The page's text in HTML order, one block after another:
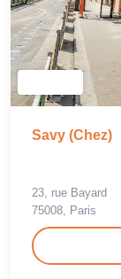
Savy (Chez)
23, rue Bayard
75008, Paris